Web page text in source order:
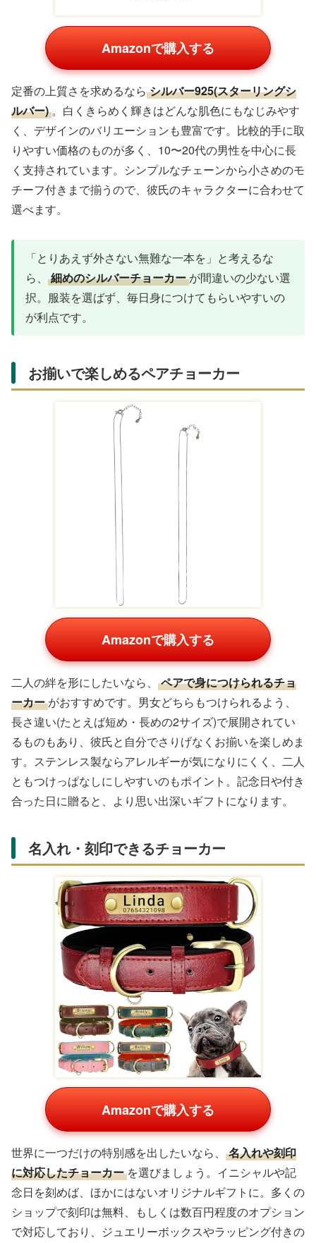
Amazonで購入する
定番の上質さを求めるなら シルバー925(スターリングシ
ルバー) 。白くきらめく輝きはどんな肌色にもなじみやす
く、デザインのバリエーションも豊富です。比較的手に取
りやすい価格のものが多く、10〜20代の男性を中心に長
く支持されています。シンプルなチェーンから小さめのモ
チーフ付きまで揃うので、彼氏のキャラクターに合わせて
選べます。
「とりあえず外さない無難な一本を」と考えるな
ら、
細めのシルバーチョーカー が間違いの少ない選
択。服装を選ばず、毎日身につけてもらいやすいの
が利点です。
お揃いで楽しめるペアチョーカー
Amazonで購入する
二人の絆を形にしたいなら、
ペアで身につけられるチョ
ーカー がおすすめです。男女どちらもつけられるよう、
長さ違い(たとえば短め・長めの2サイズ)で展開されてい
るものもあり、彼氏と自分でさりげなくお揃いを楽しめま
す。ステンレス製ならアレルギーが気になりにくく、二人
ともつけっぱなしにしやすいのもポイント。記念日や付き
合った日に贈ると、より思い出深いギフトになります。
名入れ・刻印できるチョーカー
Amazonで購入する
世界に一つだけの特別感を出したいなら、
名入れや刻印
に対応したチョーカー を選びましょう。イニシャルや記
念日を刻めば、ほかにはないオリジナルギフトに。多くの
ショップで刻印は無料、もしくは数百円程度のオプション
で対応しており、ジュエリーボックスやラッピング付きの